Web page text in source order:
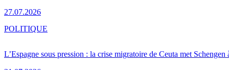
27.07.2026
L’Espagne sous pression : la crise migratoire de Ceuta met Schengen
POLITIQUE